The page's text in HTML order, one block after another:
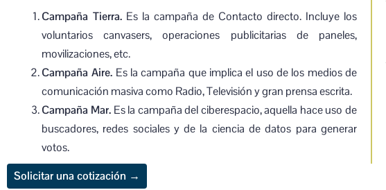
Campaña Tierra.Es la campaña de Contacto directo. Incluye los
voluntarios canvasers, operaciones publicitarias de paneles,
movilizaciones, etc.
Campaña Aire. Es la campaña que implica el uso de los medios de
comunicación masiva como Radio, Televisión y gran prensa escrita.
Campaña Mar. Es la campaña del ciberespacio, aquella hace uso de
buscadores, redes sociales y de la ciencia de datos para generar
votos.
Solicitar una cotización →